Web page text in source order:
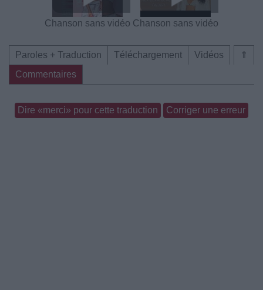
Chanson sans vidéo Chanson sans vidéo
⇑
Paroles + Traduction Téléchargement
Vidéos
Commentaires
Dire «merci» pour cette traduction Corriger une erreur